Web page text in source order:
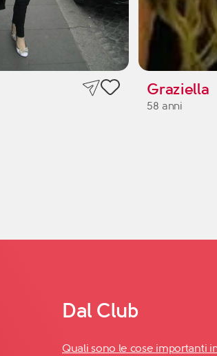
Graziella
58 anni
Dal Club
Quali sono le cose importanti